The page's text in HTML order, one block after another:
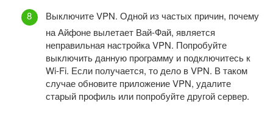
Выключите VPN. Одной из частых причин, почему
на Айфоне вылетает Вай-Фай, является
неправильная настройка VPN. Попробуйте
выключить данную программу и подключитесь к
Wi-Fi. Если получается, то дело в VPN. В таком
случае обновите приложение VPN, удалите
старый профиль или попробуйте другой сервер.